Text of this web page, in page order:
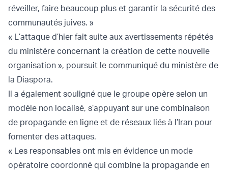
réveiller, faire beaucoup plus et garantir la sécurité des
communautés juives. »
« L’attaque d’hier fait suite aux avertissements répétés
du ministère concernant la création de cette nouvelle
organisation », poursuit le communiqué du ministère de
la Diaspora.
Il a également souligné que le groupe opère selon un
modèle non localisé, s’appuyant sur une combinaison
de propagande en ligne et de réseaux liés à l’Iran pour
fomenter des attaques.
« Les responsables ont mis en évidence un mode
opératoire coordonné qui combine la propagande en